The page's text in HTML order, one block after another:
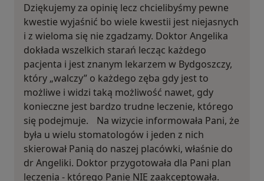
Dziękujemy za opinię lecz chcielibyśmy pewne
kwestie wyjaśnić bo wiele kwestii jest niejasnych
i z wieloma się nie zgadzamy. Doktor Angelika
dokłada wszelkich starań lecząc każdego
pacjenta i jest znanym lekarzem w Bydgoszczy,
który „walczy” o każdego zęba gdy jest to
możliwe i widzi taką możliwość nawet, gdy
konieczne jest bardzo trudne leczenie, którego
się podejmuje. Na wizycie informowała Pani, że
była u wielu stomatologów i jeden z nich
skierował Panią do naszej placówki, właśnie do
dr Angeliki. Doktor przygotowała dla Pani plan
leczenia - którego Panie NIE zaakceptowała.